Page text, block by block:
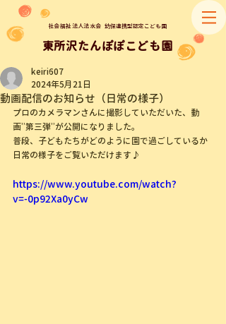
社会福祉法人法水会 幼保連携型認定こども園
​東所沢たんぽぽこども園
動画配信のお知らせ（日常の様子）
keiri607
2024年5月21日
プロのカメラマンさんに撮影していただいた、動
画”第三弾”が公開になりました。
普段、子どもたちがどのように園で過ごしているか
日常の様子をご覧いただけます♪
https://www.youtube.com/watch?
v=-0p92Xa0yCw